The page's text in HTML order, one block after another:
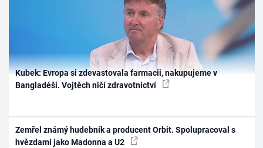
Kubek: Evropa si zdevastovala farmacii, nakupujeme v
Bangladéši. Vojtěch ničí zdravotnictví
Zemřel známý hudebník a producent Orbit. Spolupracoval s
hvězdami jako Madonna a U2